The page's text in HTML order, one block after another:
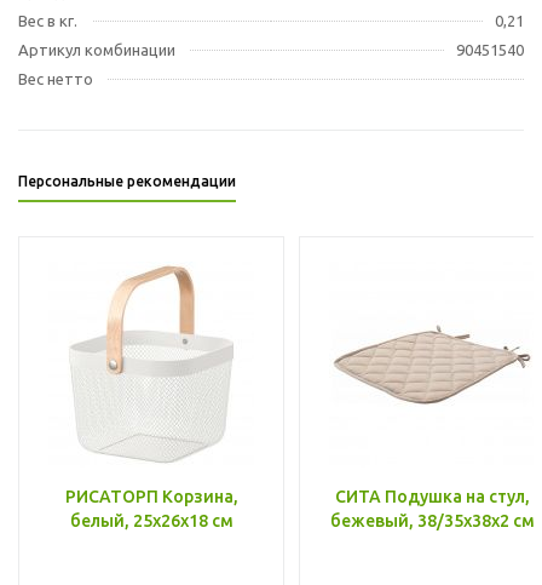
Вес в кг.
0,21
Артикул комбинации
90451540
Вес нетто
Персональные рекомендации
РИСАТОРП Корзина,
белый, 25x26x18 см
СИТА Подушка на стул,
бежевый, 38/35x38x2 см